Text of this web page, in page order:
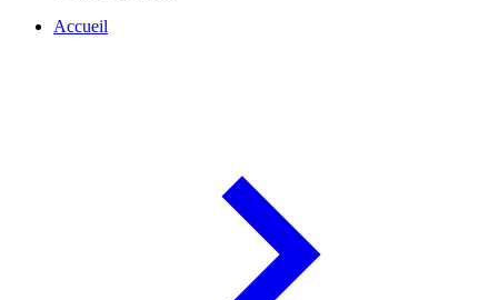
Accueil